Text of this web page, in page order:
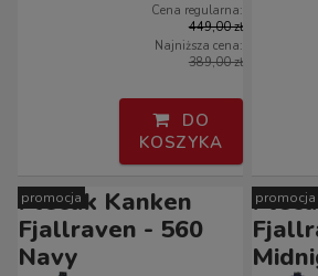
Cena regularna:
449,00 zł
Najniższa cena:
389,00 zł
DO
KOSZYKA
Plecak Kanken
Fjallraven - 560
Navy
promocja promocja